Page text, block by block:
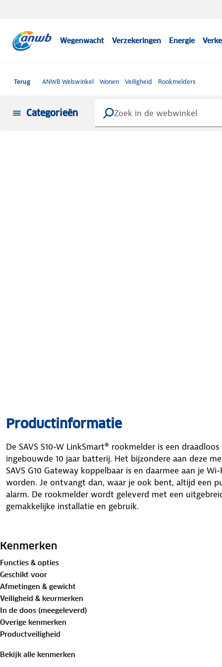
Wegenwacht Verzekeringen Energie
Terug ANWB Webwinkel Wonen Veiligheid Rookmelders
Categorieën
Productinformatie
De SAVS S10-W LinkSmart® rookmelder is een
ingebouwde 10 jaar batterij. Het bijzondere aan deze
SAVS G10 Gateway koppelbaar is en daarmee aan je
worden. Je ontvangt dan, waar je ook bent, altijd een
alarm. De rookmelder wordt geleverd met een
gemakkelijke installatie en gebruik.
Samenwerking met de G10 Gateway
Dit is een LinkSmart® melder, dat betekent dat deze
Gateway (niet meegeleverd). Hierdoor wordt deze
ontvang je direct pushberichten op je telefoon
leeg is, waar je ook bent. Met de gebruiksvriendelijke en
melder gemakkelijk testen en het alarm stilzetten via je
heb je overal en altijd volledige controle over je
Kenmerken
Functies & opties
Geschikt voor
Afmetingen & gewicht
Veiligheid & keurmerken
In de doos (meegeleverd)
Overige kenmerken
Productveiligheid
Bekijk alle kenmerken